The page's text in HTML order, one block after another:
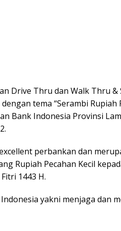
Drive Thru dan Walk Thru &
tema “Serambi Rupiah
Bank Indonesia Provinsi
perbankan dan
Rupiah Pecahan Kecil
1443 H.
yakni menjaga dan